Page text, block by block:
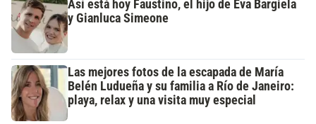
Así está hoy Faustino, el hijo de Eva Bargiela
y Gianluca Simeone
Las mejores fotos de la escapada de María
Belén Ludueña y su familia a Río de Janeiro:
playa, relax y una visita muy especial